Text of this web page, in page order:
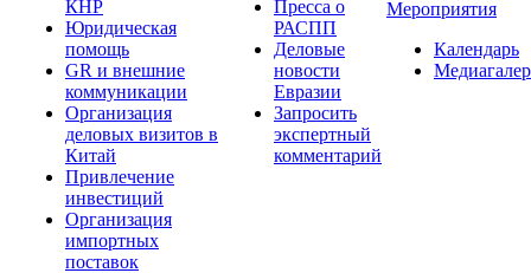
КНР
Юридическая
помощь
GR и внешние
коммуникации
Организация
деловых визитов в
Китай
Привлечение
инвестиций
Организация
импортных
поставок
Пресса о
РАСПП
Деловые
новости
Евразии
Запросить
экспертный
комментарий
Мероприятия
Календарь